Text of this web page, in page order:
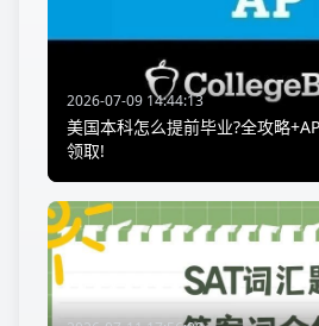
2026-07-09 14:44:13
美国本科怎么提前毕业?全攻略
领取!